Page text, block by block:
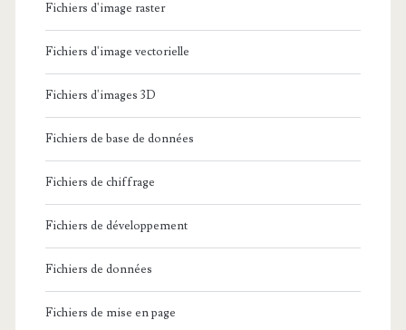
Fichiers d'image raster
Fichiers d'image vectorielle
Fichiers d'images 3D
Fichiers de base de données
Fichiers de chiffrage
Fichiers de développement
Fichiers de données
Fichiers de mise en page